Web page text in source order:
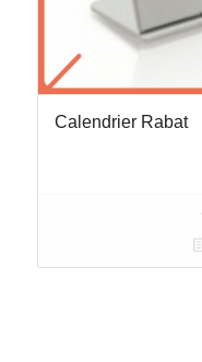
Calendrier Rabat